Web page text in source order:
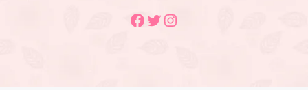
Facebook
Twitter
Instagram